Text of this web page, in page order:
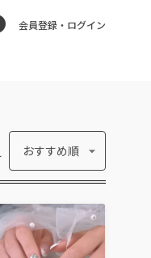
会員登録・ログイン
おすすめ順